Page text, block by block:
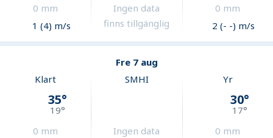
0 mm
1 (4) m/s
Ingen data
finns tillgänglig
0 mm
2 (- -) m/s
Fre 7 aug
Klart
35°
19°
0 mm
SMHI
Ingen data
Yr
30°
17°
0 mm